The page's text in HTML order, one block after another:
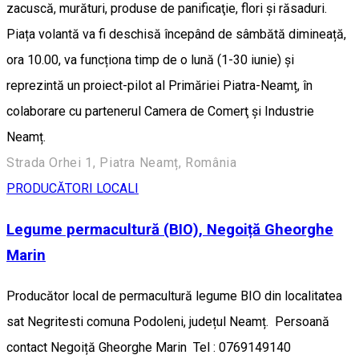
zacuscă, murături, produse de panificaţie, flori şi răsaduri.
Piața volantă va fi deschisă începând de sâmbătă dimineață,
ora 10.00, va funcționa timp de o lună (1-30 iunie) și
reprezintă un proiect-pilot al Primăriei Piatra-Neamț, în
colaborare cu partenerul Camera de Comerţ şi Industrie
Neamț.
Strada Orhei 1, Piatra Neamț, România
PRODUCĂTORI LOCALI
Legume permacultură (BIO), Negoiță Gheorghe
Marin
Producător local de permacultură legume BIO din localitatea
sat Negritesti comuna Podoleni, județul Neamț. Persoană
contact Negoiță Gheorghe Marin Tel : 0769149140